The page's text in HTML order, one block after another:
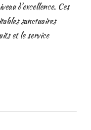
d'excellence. Ces
sanctuaires
et le service